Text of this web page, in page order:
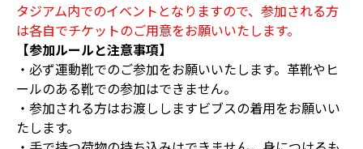
タジアム内でのイベントとなりますので、参加される方
は各自でチケットのご用意をお願いいたします。
【参加ルールと注意事項】
・必ず運動靴でのご参加をお願いいたします。革靴やヒ
ールのある靴での参加はできません。
・参加される方はお渡ししますビブスの着用をお願いい
たします。